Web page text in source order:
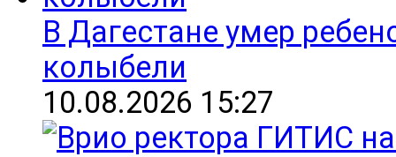
В Дагестане умер
колыбели
10.08.2026 15:27